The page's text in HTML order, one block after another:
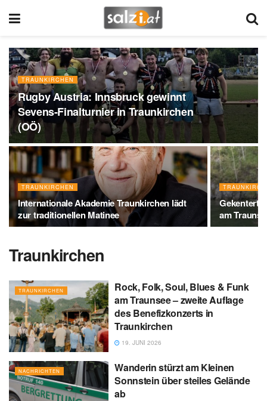
TRAUNKIRCHEN
Rugby Austria: Innsbruck gewinnt
Sevens-Finalturnier in Traunkirchen
(OÖ)
TRAUNKIRCHEN
Internationale Akademie Traunkirchen lädt
zur traditionellen Matinee
am
Traunkirchen
TRAUNKIRCHEN
Rock, Folk, Soul, Blues & Funk
am Traunsee – zweite Auflage
des Benefizkonzerts in
Traunkirchen
19. JUNI 2026
NACHRICHTEN
Wanderin stürzt am Kleinen
Sonnstein über steiles Gelände
ab